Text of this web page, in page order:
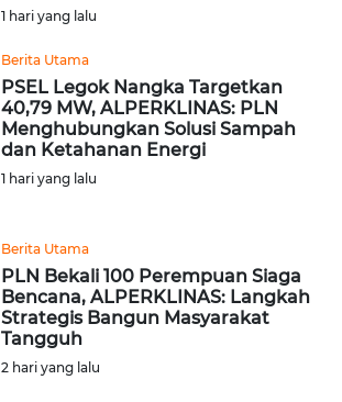
1 hari yang lalu
Berita Utama
PSEL Legok Nangka Targetkan
40,79 MW, ALPERKLINAS: PLN
Menghubungkan Solusi Sampah
dan Ketahanan Energi
1 hari yang lalu
Berita Utama
PLN Bekali 100 Perempuan Siaga
Bencana, ALPERKLINAS: Langkah
Strategis Bangun Masyarakat
Tangguh
2 hari yang lalu